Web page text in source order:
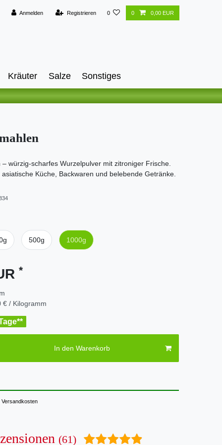
Anmelden Registrieren 0 0 0,00 EUR
Kräuter Salze Sonstiges
– würzig-scharfes Wurzelpulver mit zitroniger Frische.
Küche, Backwaren und belebende Getränke.
500g 1000g
*
€ / Kilogramm
In den Warenkorb
Versandkosten
(61)